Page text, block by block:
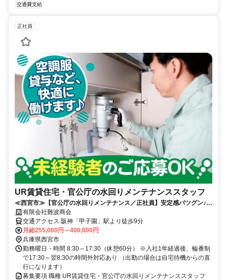
交通費支給
正社員
UR賃貸住宅・官公庁の水回りメンテナンススタッフ
≪西宮市≫【官公庁の水回りメンテナンス／正社員】安定感バツグン♪残
業ほぼナシ！転勤ナシ！男性活躍中！
有限会社難波商会
交通アクセス 阪神「甲子園」駅より徒歩9分
月給255,000円～400,000円
兵庫県西宮市
勤務曜日・時間 8:30～17:30（休憩60分） ※入社1年経過後、輪番制
で17:30～翌8:30の時間外対応あり （出勤の場合は自宅待機からの直
行になります）
募集要項 職種 UR賃貸住宅・官公庁の水回りメンテナンススタッフ